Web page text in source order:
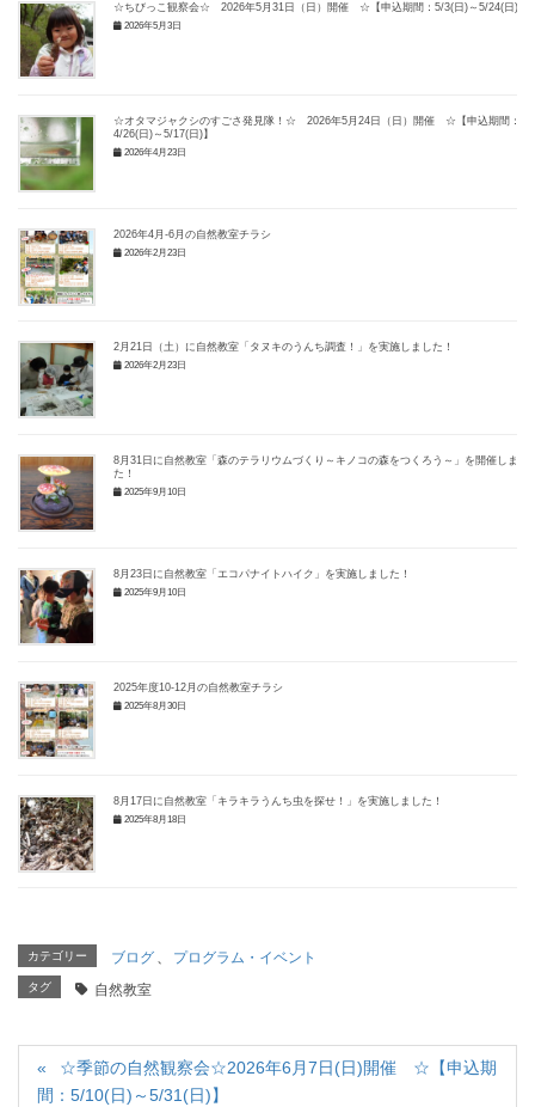
☆ちびっこ観察会☆ 2026年5月31日（日）開催 ☆【申込期間：5/3(日)～5/24(日)】
2026年5月3日
☆オタマジャクシのすごさ発見隊！☆ 2026年5月24日（日）開催 ☆【申込期間：
4/26(日)～5/17(日)】
2026年4月23日
2026年4月-6月の自然教室チラシ
2026年2月23日
2月21日（土）に自然教室「タヌキのうんち調査！」を実施しました！
2026年2月23日
8月31日に自然教室「森のテラリウムづくり～キノコの森をつくろう～」を開催しまし
た！
2025年9月10日
8月23日に自然教室「エコパナイトハイク」を実施しました！
2025年9月10日
2025年度10-12月の自然教室チラシ
2025年8月30日
8月17日に自然教室「キラキラうんち虫を探せ！」を実施しました！
2025年8月18日
カテゴリー ブログ 、 プログラム・イベント
タグ 自然教室
☆季節の自然観察会☆2026年6月7日(日)開催 ☆【申込期
間：5/10(日)～5/31(日)】